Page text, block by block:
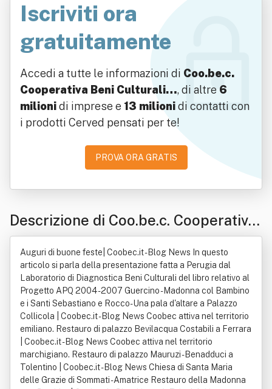
Iscriviti ora
gratuitamente
Accedi a tutte le informazioni di Coo.be.c.
Cooperativa Beni Culturali…, di altre 6
milionidi imprese e 13 milionidi contatti con
i prodotti Cerved pensati per te!
PROVA ORA GRATIS
Descrizione di Coo.be.c. Cooperativa
Beni Culturali Società Cooperativa -
Piu' Brevemente Indicata Come "Co
o.be.c."
Auguri di buone feste| Coobec.it - Blog News In questo
articolo si parla della presentazione fatta a Perugia dal
Laboratorio di Diagnostica Beni Culturali del libro relativo al
Progetto APQ 2004 - 2007 Guercino - Madonna col Bambino
e i Santi Sebastiano e Rocco-Una pala d'altare a Palazzo
Collicola | Coobec.it - Blog News Coobec attiva nel territorio
emiliano. Restauro di palazzo Bevilacqua Costabili a Ferrara
| Coobec.it - Blog News Coobec attiva nel territorio
marchigiano. Restauro di palazzo Mauruzi - Benadduci a
Tolentino | Coobec.it - Blog News Chiesa di Santa Maria
delle Grazie di Sommati - Amatrice Restauro della Madonna